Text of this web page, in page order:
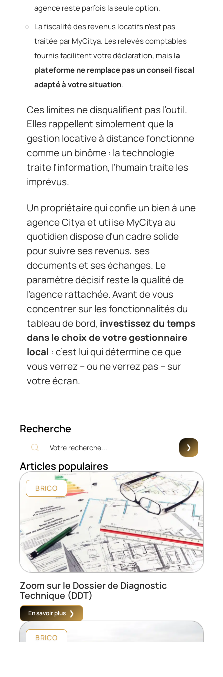
agence reste parfois la seule option.
La fiscalité des revenus locatifs n’est pas
traitée par MyCitya. Les relevés comptables
fournis facilitent votre déclaration, maisla
plateforme ne remplace pas un conseil fiscal
adapté à votre situation.
Ces limites ne disqualifient pas l’outil.
Elles rappellent simplement que la
gestion locative à distance fonctionne
comme un binôme : la technologie
traite l’information, l’humain traite les
imprévus.
Un propriétaire qui confie un bien à une
agence Citya et utilise MyCitya au
quotidien dispose d’un cadre solide
pour suivre ses revenus, ses
documents et ses échanges. Le
paramètre décisif reste la qualité de
l’agence rattachée. Avant de vous
concentrer sur les fonctionnalités du
tableau de bord, investissez du temps
dans le choix de votre gestionnaire
local : c’est lui qui détermine ce que
vous verrez – ou ne verrez pas – sur
votre écran.
Recherche
Articles populaires
BRICO
Zoom sur le Dossier de Diagnostic
Technique (DDT)
En savoir plus
BRICO